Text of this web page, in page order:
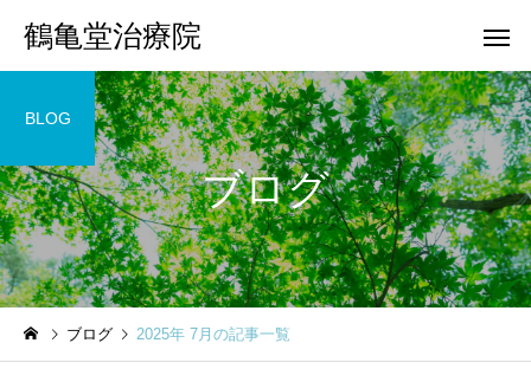
鶴亀堂治療院
ブログ
BLOG
ブログ 2025年 7月の記事一覧